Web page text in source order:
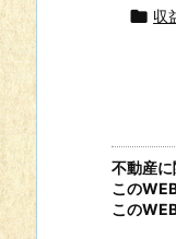
 収
不動産
この
この